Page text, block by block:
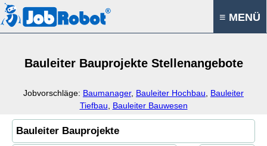
≡ MENÜ
Bauleiter Bauprojekte Stellenangebote
Jobvorschläge: Baumanager, Bauleiter Hochbau
Bauleiter
Tiefbau
Bauleiter Bauwesen